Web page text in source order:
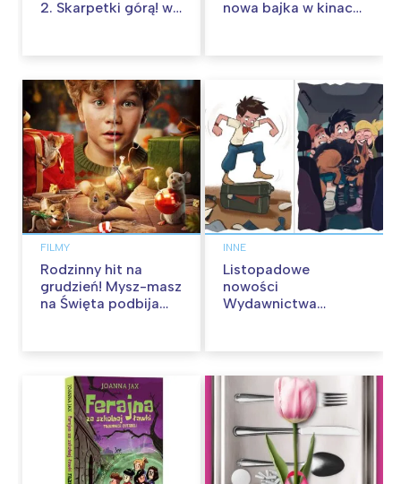
2. Skarpetki górą! w
nowa bajka w kinach
FILMY
Rodzinny hit na
grudzień! Mysz-masz
na Święta podbija
INNE
Listopadowe
nowości
Wydawnictwa